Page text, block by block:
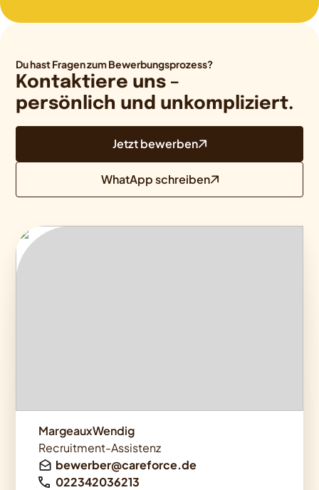
Du hast Fragen zum Bewerbungsprozess?
Kontaktiere uns –
persönlich und unkompliziert.
Jetzt bewerben
WhatApp schreiben
MargeauxWendig
Recruitment-Assistenz
bewerber@careforce.de
022342036213